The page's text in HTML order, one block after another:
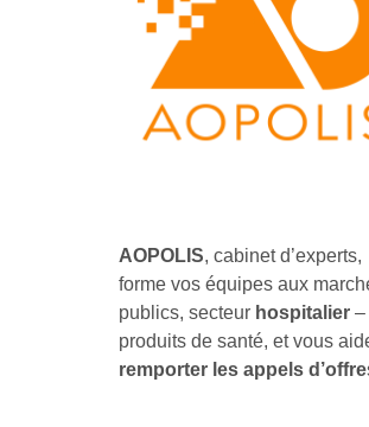
AOPOLIS, cabinet d’experts,
forme vos équipes aux
publics, secteur hospitalier –
produits de santé, et vous
remporter les appels d’offre